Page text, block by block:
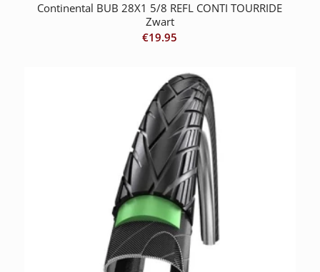
Continental BUB 28X1 5/8 REFL CONTI TOURRIDE
Zwart
€19.95